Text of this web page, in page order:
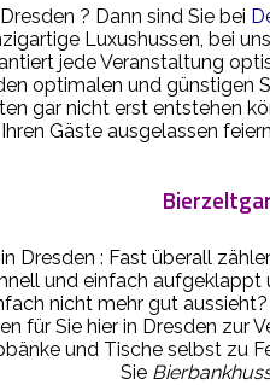
? Dann sind Sie bei
Luxushussen, bei
jede Veranstaltung
optimalen und
gar nicht erst entstehen
Gäste ausgelassen
Dresden : Fast überall
und einfach
nicht mehr gut
für Sie hier in Dresden zur
und Tische selbst zu
Sie